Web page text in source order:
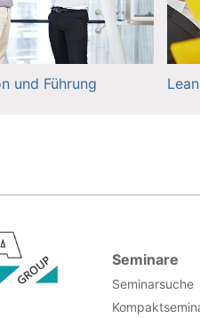
und Führung
Seminare
Seminarsuche